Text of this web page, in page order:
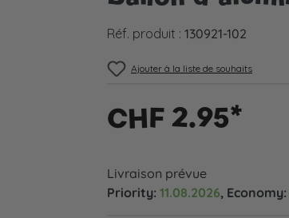
Réf. produit : 130921-102
Ajouter à la liste de souhaits
CHF 2.95*
Livraison prévue
Priority: 11.08.2026, Economy: